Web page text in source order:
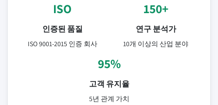
ISO
인증된 품질
ISO 9001-2015 인증 회사
150+
연구 분석가
10개 이상의 산업 분야
95%
고객 유지율
5년 관계 가치